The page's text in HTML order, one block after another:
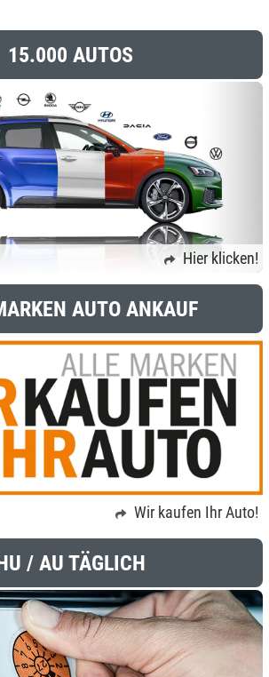
15.000 AUTOS
Hier klicken!
AUTO ANKAUF
Wir kaufen Ihr Auto!
/ AU TÄGLICH